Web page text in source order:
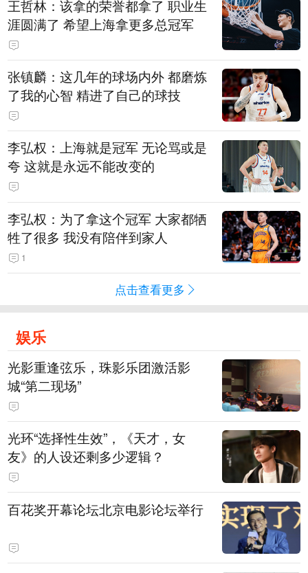
王哲林：该拿的荣誉都拿了 职业生
涯圆满了 希望上海拿更多总冠军
张镇麟：这几年的球场内外 都磨炼
了我的心智 精进了自己的球技
李弘权：上海就是冠军 无论骂或是
夸 这就是永远不能改变的
李弘权：为了拿这个冠军 大家都牺
牲了很多 我没有陪伴到家人
1
点击查看更多
娱乐
光影重逢弦乐，珠影乐团激活影
城“第二现场”
光环“选择性生效”，《天才，女
友》的人设还剩多少逻辑？
百花奖开幕论坛北京电影论坛举行